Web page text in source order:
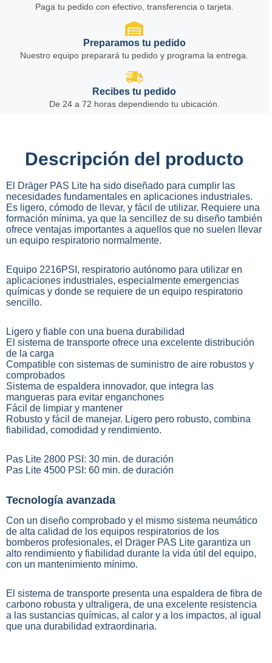
Paga tu pedido con efectivo, transferencia o tarjeta.
Preparamos tu pedido
Nuestro equipo preparará tu pedido y programa la entrega.
Recibes tu pedido
De 24 a 72 horas dependiendo tu ubicación.
Descripción del producto
El Dräger PAS Lite ha sido diseñado para cumplir las
necesidades fundamentales en aplicaciones industriales.
Es ligero, cómodo de llevar, y fácil de utilizar. Requiere una
formación mínima, ya que la sencillez de su diseño también
ofrece ventajas importantes a aquellos que no suelen llevar
un equipo respiratorio normalmente.
Equipo 2216PSI, respiratorio autónomo para utilizar en
aplicaciones industriales, especialmente emergencias
químicas y donde se requiere de un equipo respiratorio
sencillo.
Ligero y fiable con una buena durabilidad
El sistema de transporte ofrece una excelente distribución
de la carga
Compatible con sistemas de suministro de aire robustos y
comprobados
Sistema de espaldera innovador, que integra las
mangueras para evitar enganchones
Fácil de limpiar y mantener
Robusto y fácil de manejar. Ligero pero robusto, combina
fiabilidad, comodidad y rendimiento.
Pas Lite 2800 PSI: 30 min. de duración
Pas Lite 4500 PSI: 60 min. de duración
Tecnología avanzada
Con un diseño comprobado y el mismo sistema neumático
de alta calidad de los equipos respiratorios de los
bomberos profesionales, el Dräger PAS Lite garantiza un
alto rendimiento y fiabilidad durante la vida útil del equipo,
con un mantenimiento mínimo.
El sistema de transporte presenta una espaldera de fibra de
carbono robusta y ultraligera, de una excelente resistencia
a las sustancias químicas, al calor y a los impactos, al igual
que una durabilidad extraordinaria.